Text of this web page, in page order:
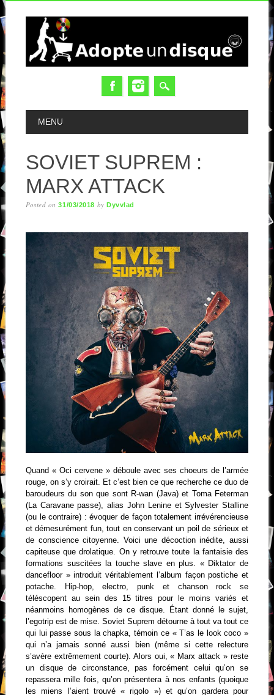
MAIN MENU
MENU
SOVIET SUPREM :
MARX ATTACK
Posted on31/03/2018 byDyvvlad
Quand « Oci cervene » déboule avec ses choeurs de l’armée
rouge, on s’y croirait. Et c’est bien ce que recherche ce duo de
baroudeurs du son que sont R-wan (Java) et Toma Feterman
(La Caravane passe), alias John Lenine et Sylvester Stalline
(ou le contraire) : évoquer de façon totalement irrévérencieuse
et démesurément fun, tout en conservant un poil de sérieux et
de conscience citoyenne. Voici une décoction inédite, aussi
capiteuse que drolatique. On y retrouve toute la fantaisie des
formations suscitées la touche slave en plus. « Diktator de
dancefloor » introduit véritablement l’album façon postiche et
potache. Hip-hop, electro, punk et chanson rock se
téléscopent au sein des 15 titres pour le moins variés et
néanmoins homogènes de ce disque. Étant donné le sujet,
l’egotrip est de mise. Soviet Suprem détourne à tout va tout ce
qui lui passe sous la chapka, témoin ce « T’as le look coco »
qui n’a jamais sonné aussi bien (même si cette relecture
s’avère extrêmement courte). Alors oui, « Marx attack » reste
un disque de circonstance, pas forcément celui qu’on se
repassera mille fois, qu’on présentera à nos enfants (quoique
les miens l’aient trouvé « rigolo ») et qu’on gardera pour